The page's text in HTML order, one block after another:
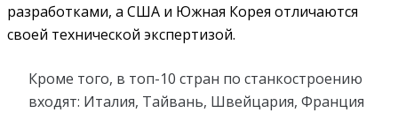
разработками, а США и Южная Корея отличаются
своей технической экспертизой.
Кроме того, в топ-10 стран по станкостроению
входят: Италия, Тайвань, Швейцария, Франция